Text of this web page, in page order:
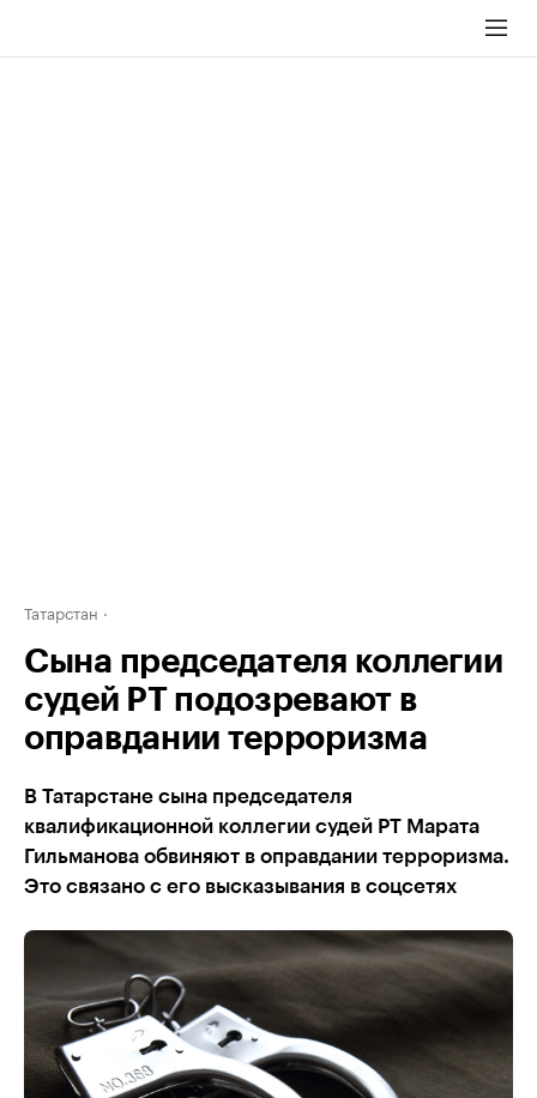
Татарстан
Сына председателя коллегии
судей РТ подозревают в
оправдании терроризма
В Татарстане сына председателя
квалификационной коллегии судей РТ Марата
Гильманова обвиняют в оправдании терроризма.
Это связано с его высказывания в соцсетях